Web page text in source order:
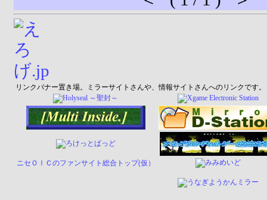
リンクバナー置き場。ミラーサイトさんや、情報サイトさんへのリンクです。
ニセＯＩＣのファンサイト総合トップ(仮）